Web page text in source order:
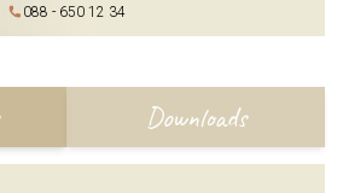
088 - 650 12 34
Downloads